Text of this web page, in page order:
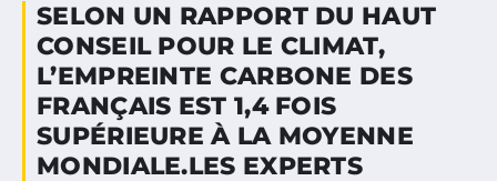
SELON UN RAPPORT DU HAUT
CONSEIL POUR LE CLIMAT,
L’EMPREINTE CARBONE DES
FRANÇAIS EST 1,4 FOIS
SUPÉRIEURE À LA MOYENNE
MONDIALE.LES EXPERTS